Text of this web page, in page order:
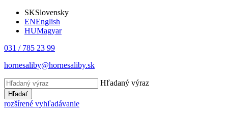
SKSlovensky
ENEnglish
HUMagyar
031 / 785 23 99
hornesaliby@hornesaliby.sk
Hľadaný výraz
Hľadať
rozšírené vyhľadávanie